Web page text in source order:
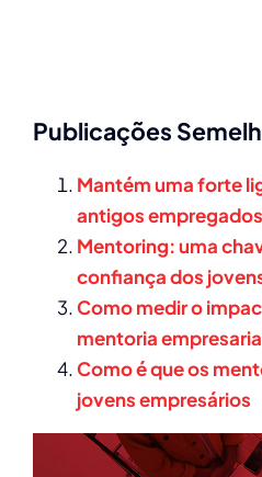
Publicações
Mantém uma forte
antigos
Mentoring: uma
confiança dos
Como medir o
mentoria
Como é que os
jovens empresários